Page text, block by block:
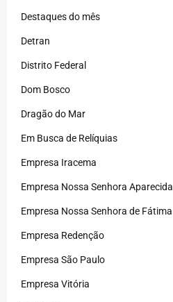
Destaques do mês
Detran
Distrito Federal
Dom Bosco
Dragão do Mar
Em Busca de Relíquias
Empresa Iracema
Empresa Nossa Senhora Aparecida
Empresa Nossa Senhora de Fátima
Empresa Redenção
Empresa São Paulo
Empresa Vitória